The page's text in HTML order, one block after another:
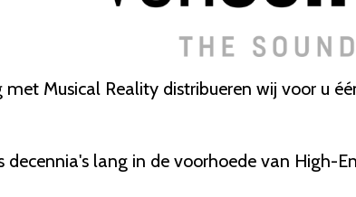
met Musical Reality distribueren wij voor u
decennia's lang in de voorhoede van High-